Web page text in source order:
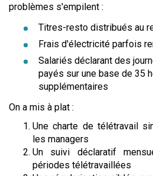
problèmes s'empilent :
Titres-resto distribués au
Frais d'électricité parfois
Salariés déclarant des
payés sur une base de 35
supplémentaires
On a mis à plat :
Une charte de télétravail
les managers
Un suivi déclaratif
périodes télétravaillées